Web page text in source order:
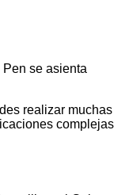
se asienta
realizar muchas
complejas